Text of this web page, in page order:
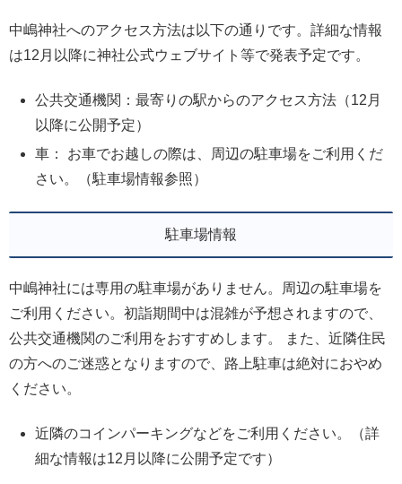
中嶋神社へのアクセス方法は以下の通りです。詳細な情報
は12月以降に神社公式ウェブサイト等で発表予定です。
公共交通機関：最寄りの駅からのアクセス方法（12月
以降に公開予定）
車： お車でお越しの際は、周辺の駐車場をご利用くだ
さい。（駐車場情報参照）
駐車場情報
中嶋神社には専用の駐車場がありません。周辺の駐車場を
ご利用ください。初詣期間中は混雑が予想されますので、
公共交通機関のご利用をおすすめします。 また、近隣住民
の方へのご迷惑となりますので、路上駐車は絶対におやめ
ください。
近隣のコインパーキングなどをご利用ください。（詳
細な情報は12月以降に公開予定です）